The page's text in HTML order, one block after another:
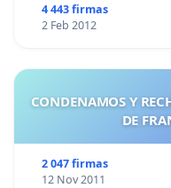
4 443 firmas
2 Feb 2012
CONDENAMOS Y
DE
2 047 firmas
12 Nov 2011